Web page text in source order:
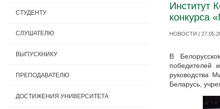
Институт
конкурса
НОВОСТИ |
В
победителей
руководства
Беларусь,
СТУДЕНТУ
СЛУШАТЕЛЮ
ВЫПУСКНИКУ
ПРЕПОДАВАТЕЛЮ
ДОСТИЖЕНИЯ УНИВЕРСИТЕТА